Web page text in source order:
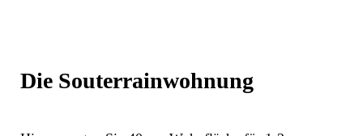
Die Souterrainwohnung